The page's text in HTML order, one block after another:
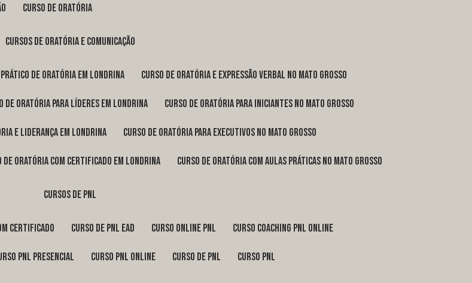
curso de oratória
cursos de oratória e comunicação
prático de oratória em Londrina curso de oratória e expressão verbal no Mato Grosso
de oratória para líderes em Londrina curso de oratória para iniciantes no Mato Grosso
e liderança em Londrina curso de oratória para executivos no Mato Grosso
de oratória com certificado em Londrina curso de oratória com aulas práticas no Mato Grosso
cursos de pnl
certificado curso de pnl ead curso online pnl curso coaching pnl online
pnl presencial curso pnl online curso de pnl curso pnl